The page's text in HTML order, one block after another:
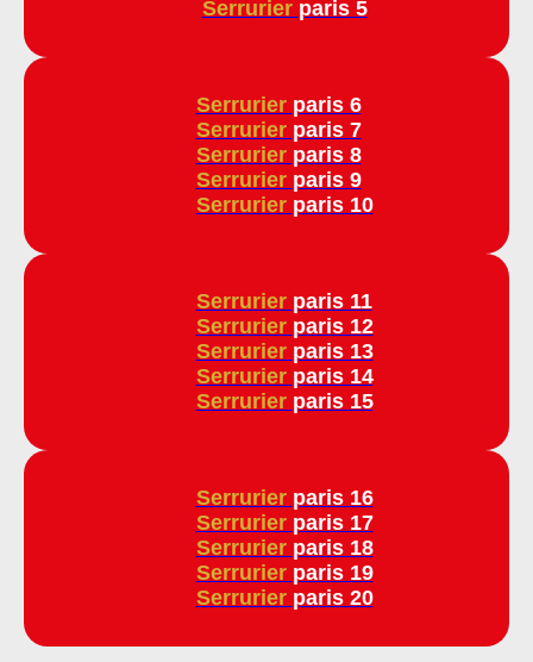
Serrurier paris 5
Serrurier paris 6
Serrurier paris 7
Serrurier paris 8
Serrurier paris 9
Serrurier paris 10
Serrurier paris 11
Serrurier paris 12
Serrurier paris 13
Serrurier paris 14
Serrurier paris 15
Serrurier paris 16
Serrurier paris 17
Serrurier paris 18
Serrurier paris 19
Serrurier paris 20